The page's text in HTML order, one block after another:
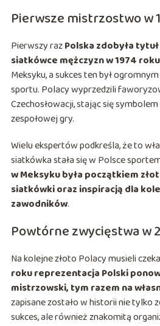
Pierwsze mistrzostwo w
Pierwszy razPolska zdobyła
siatkówce mężczyzn w 1974 roku
Meksyku, a sukces ten był
sportu. Polacy wyprzedzili
Czechosłowacji, stając się
zespołowej gry.
Wielu ekspertów podkreśla, że to
siatkówka stała się w Polsce
w Meksyku była początkiem
siatkówki oraz inspiracją dla
zawodników.
Powtórne zwycięstwa w
Na kolejne złoto Polacy musieli
roku reprezentacja Polski
mistrzowski, tym razem na
zapisane zostało w historii nie tylko
sukces, ale również znakomitą